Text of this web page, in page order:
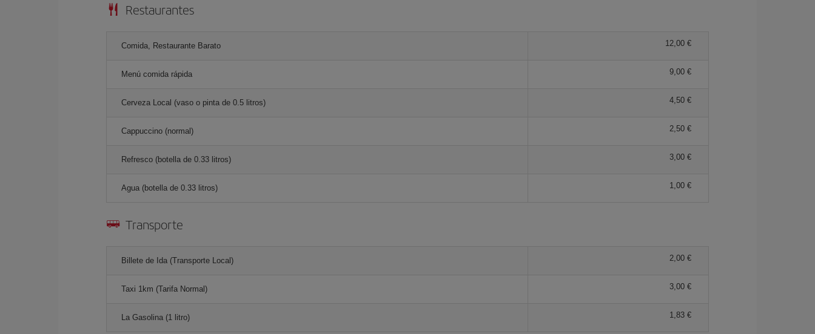
Restaurantes
Comida, Restaurante Barato 12,00 €
Menú comida rápida 9,00 €
Cerveza Local (vaso o pinta de 0.5 litros) 4,50 €
Cappuccino (normal) 2,50 €
Refresco (botella de 0.33 litros) 3,00 €
Agua (botella de 0.33 litros) 1,00 €
Transporte
Billete de Ida (Transporte Local) 2,00 €
Taxi 1km (Tarifa Normal) 3,00 €
La Gasolina (1 litro) 1,83 €